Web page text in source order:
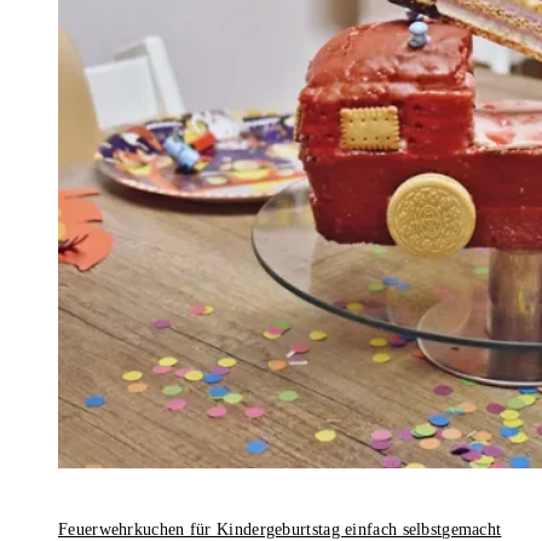
Feuerwehrkuchen für Kindergeburtstag einfach selbstgemacht